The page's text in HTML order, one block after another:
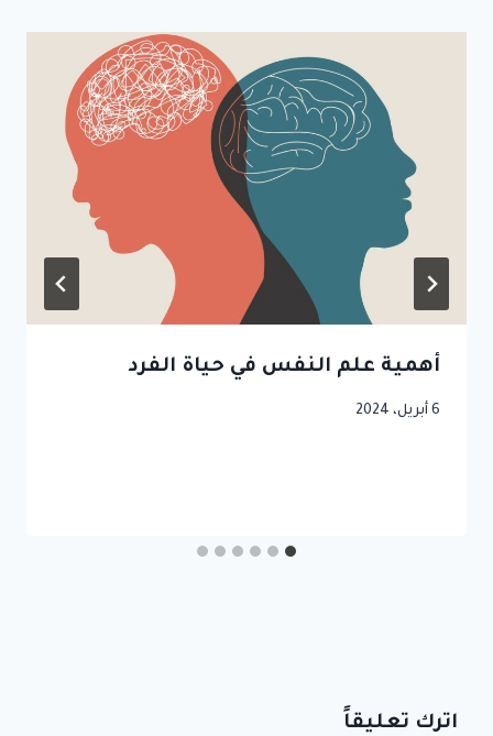
أهمية علم النفس في حياة الفرد
6 أبريل، 2024
اترك تعليقاً